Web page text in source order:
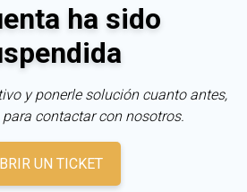
ha sido
y ponerle solución cuanto antes,
contactar con nosotros.
UN TICKET